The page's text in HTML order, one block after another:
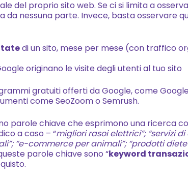
del proprio sito web. Se ci si limita a
da nessuna parte. Invece, basta osservare
di un sito, mese per mese (con traffico
originano le visite degli utenti al tuo sito
gratuiti offerti da Google, come
come SeoZoom o Semrush.
parole chiave che esprimono una ricerca
a caso – “migliori rasoi elettrici”; “servizi
“e-commerce per animali”; “prodotti
parole chiave sono “keyword
della
che ti